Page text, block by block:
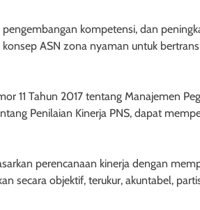
kompetensi, dan
ASN zona nyaman untuk
11 Tahun 2017 tentang Manajemen
Penilaian Kinerja PNS, dapat
perencanaan kinerja dengan
secara objektif, terukur, akuntabel,